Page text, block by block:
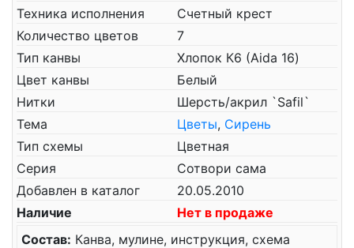
Техника исполнения
Счетный крест
Количество цветов
7
Тип канвы
Хлопок К6 (Aida 16)
Цвет канвы
Белый
Нитки
Шерсть/акрил `Safil`
Тема
Цветы, Сирень
Тип схемы
Цветная
Серия
Сотвори сама
Добавлен в каталог
20.05.2010
Наличие
Нет в продаже
Состав: Канва, мулине, инструкция, схема